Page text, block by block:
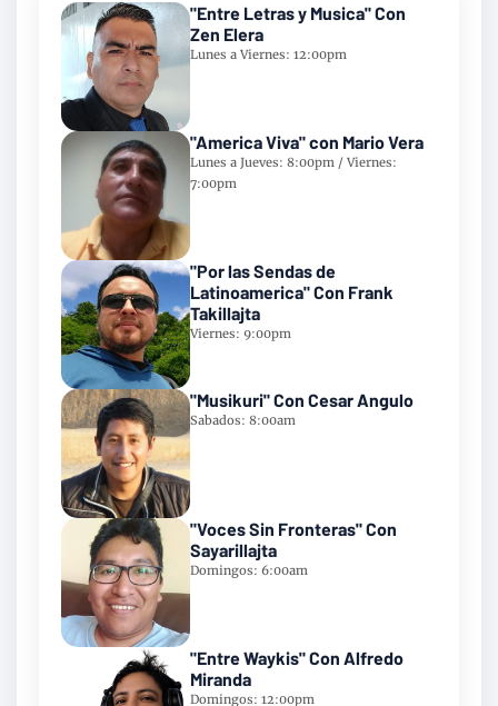
"Entre Letras y Musica" Con
Zen Elera
Lunes a Viernes: 12:00pm
"America Viva" con Mario Vera
Lunes a Jueves: 8:00pm / Viernes:
7:00pm
"Por las Sendas de
Latinoamerica" Con Frank
Takillajta
Viernes: 9:00pm
"Musikuri" Con Cesar Angulo
Sabados: 8:00am
"Voces Sin Fronteras" Con
Sayarillajta
Domingos: 6:00am
"Entre Waykis" Con Alfredo
Miranda
Domingos: 12:00pm